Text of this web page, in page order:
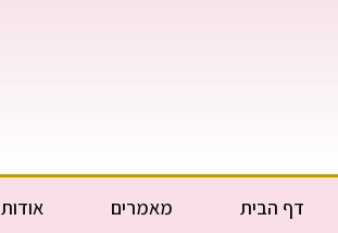
דף הבית מאמרים אודות